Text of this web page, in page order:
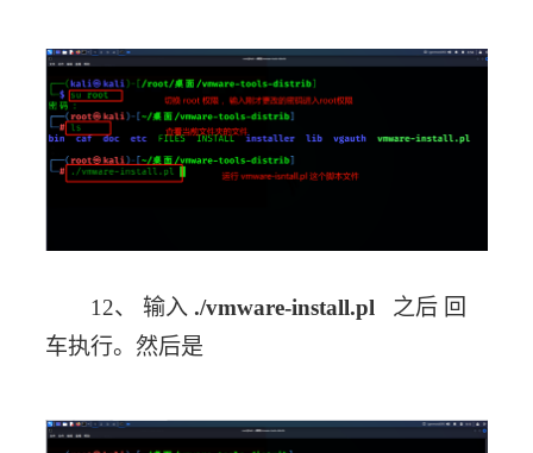
12、 输入 ./vmware-install.pl
   之后 回
车执行。然后是